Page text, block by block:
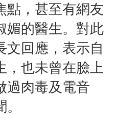
點，甚至有網友
媚的醫生。對此
文回應，表示自
，也未曾在臉上
過肉毒及電音